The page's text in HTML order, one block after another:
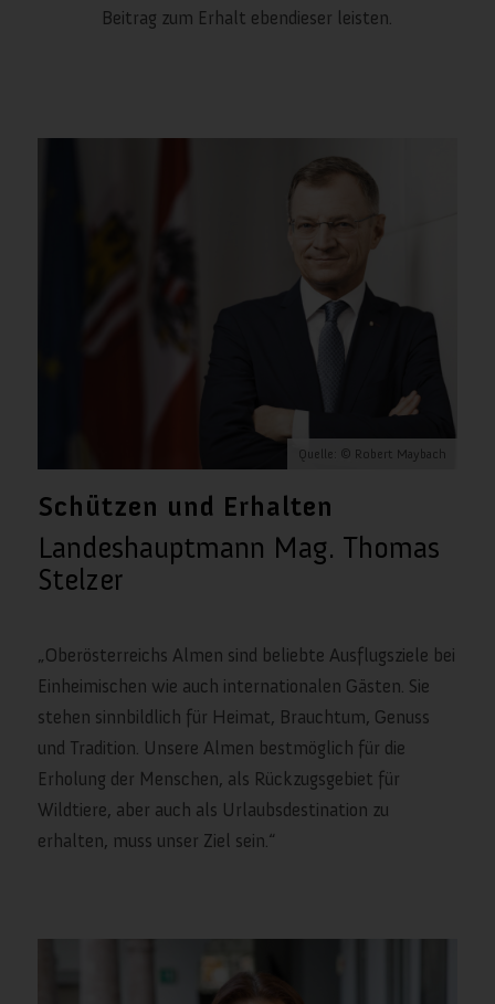
Beitrag zum Erhalt ebendieser leisten.
Quelle: © Robert Maybach
Schützen und Erhalten
Landeshauptmann Mag. Thomas
Stelzer
„Oberösterreichs Almen sind beliebte Ausflugsziele bei
Einheimischen wie auch internationalen Gästen. Sie
stehen sinnbildlich für Heimat, Brauchtum, Genuss
und Tradition. Unsere Almen bestmöglich für die
Erholung der Menschen, als Rückzugsgebiet für
Wildtiere, aber auch als Urlaubsdestination zu
erhalten, muss unser Ziel sein.“